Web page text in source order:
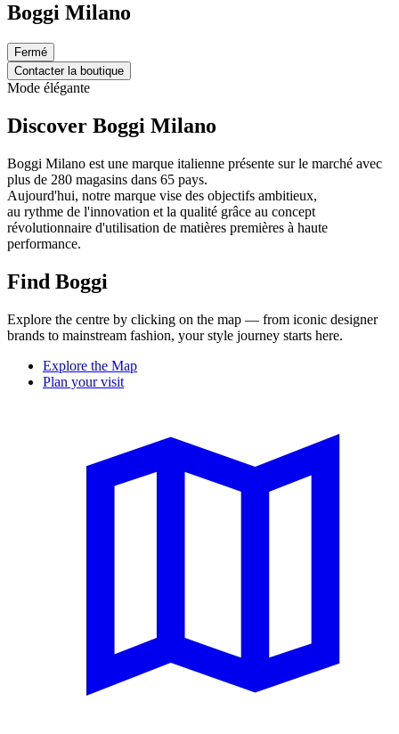
Boggi Milano
Fermé
Contacter la boutique
Mode élégante
Discover Boggi Milano
Boggi Milano est une marque italienne présente sur le marché avec
plus de 280 magasins dans 65 pays.
Aujourd'hui, notre marque vise des objectifs ambitieux,
au rythme de l'innovation et la qualité grâce au concept
révolutionnaire d'utilisation de matières premières à haute
performance.
Find Boggi
Explore the centre by clicking on the map — from iconic designer
brands to mainstream fashion, your style journey starts here.
Explore the Map
Plan your visit